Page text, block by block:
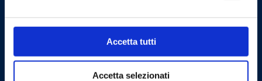
Accetta tutti
Accetta selezionati